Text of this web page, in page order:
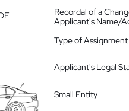
Recordal of a
Applicant's Name/
Type of Assignment
Applicant's Legal
Small Entity